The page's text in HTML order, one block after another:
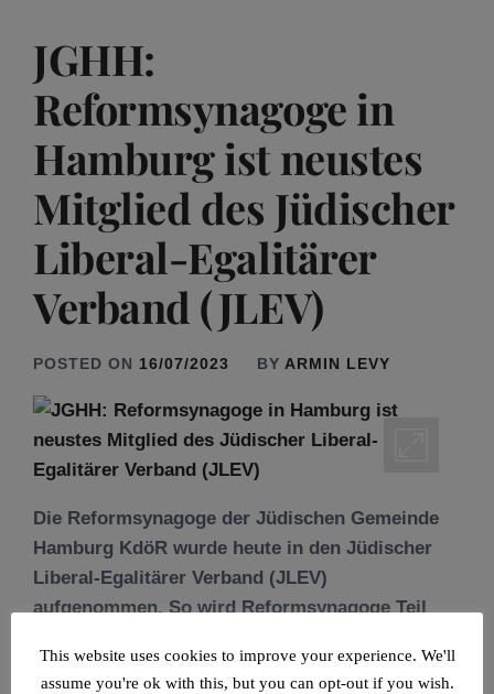
JGHH:
Reformsynagoge in
Hamburg ist neustes
Mitglied des Jüdischer
Liberal-Egalitärer
Verband (JLEV)
POSTED ON 16/07/2023 BY ARMIN LEVY
Die Reformsynagoge der Jüdischen Gemeinde
Hamburg KdöR wurde heute in den Jüdischer
Liberal-Egalitärer Verband (JLEV)
aufgenommen. So wird Reformsynagoge Teil
This website uses cookies to improve your experience. We'll
assume you're ok with this, but you can opt-out if you wish.